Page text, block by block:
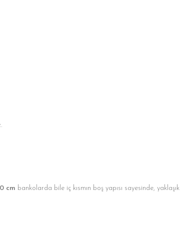
cm bankolarda bile iç kısmın boş yapısı sayesinde, yaklaşık